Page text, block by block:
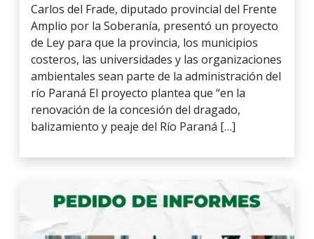
Carlos del Frade, diputado provincial del Frente
Amplio por la Soberanía, presentó un proyecto
de Ley para que la provincia, los municipios
costeros, las universidades y las organizaciones
ambientales sean parte de la administración del
río Paraná El proyecto plantea que “en la
renovación de la concesión del dragado,
balizamiento y peaje del Río Paraná […]